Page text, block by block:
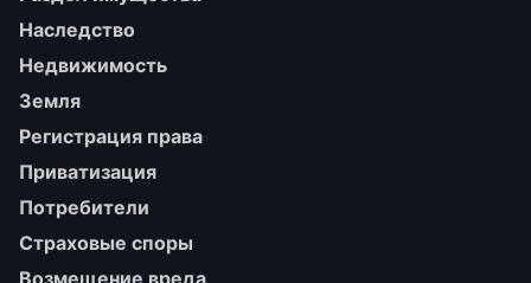
Наследство
Недвижимость
Земля
Регистрация права
Приватизация
Потребители
Страховые споры
Возмещение вреда